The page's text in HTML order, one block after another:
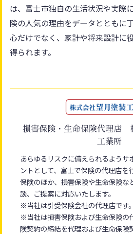
は、富士市独自の生活状況や実際
険の人気の理由をデータとともに
心だけでなく、家計や将来設計に
得られます。
損害保険・生命保険代理店
工業所
あらゆるリスクに備えられるようサ
ントとして、富士で保険の代理店を
保険のほか、損害保険や生命保険な
談、ご提案に対応いたします。
※当社は引受保険会社の代理店です。
※当社は損害保険および生命保険の
険契約の締結を代理および生命保険